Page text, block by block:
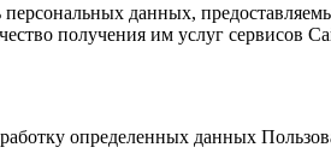
данных,
получения им услуг сервисов
определенных данных